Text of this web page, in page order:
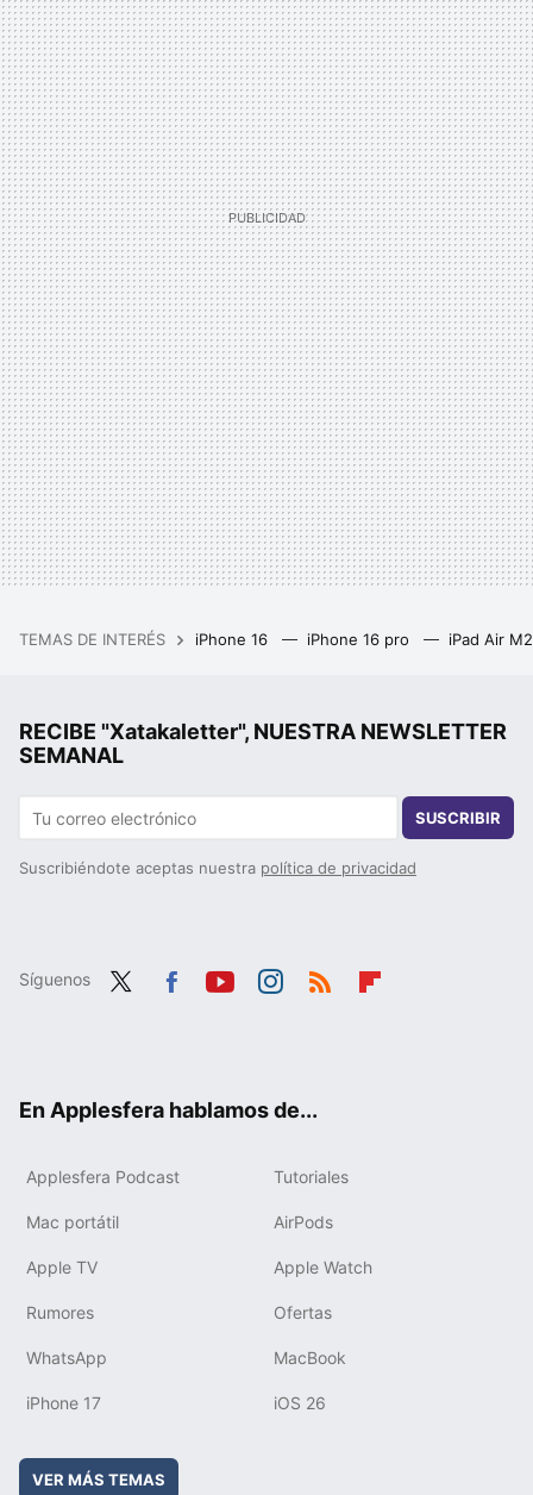
TEMAS DE INTERÉS iPhone 16 iPhone 16 pro iPad Air
RECIBE "Xatakaletter", NUESTRA NEWSLETTER
SEMANAL
SUSCRIBIR
Suscribiéndote aceptas nuestra política de privacidad
Síguenos
En Applesfera hablamos de...
Applesfera Podcast Tutoriales
Mac portátil AirPods
Apple TV Apple Watch
Rumores Ofertas
WhatsApp MacBook
iPhone 17 iOS 26
VER MÁS TEMAS